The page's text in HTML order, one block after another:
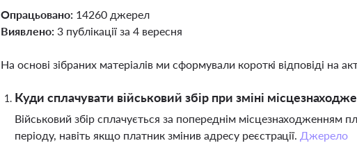
Опрацьовано: 14260 джерел
Виявлено: 3 публікації за 4 вересня
На основі зібраних матеріалів ми сформували короткі відповіді на
Куди сплачувати військовий збір при зміні
Військовий збір сплачується за попереднім місцезнаходженням
періоду, навіть якщо платник змінив адресу реєстрації. Джерело